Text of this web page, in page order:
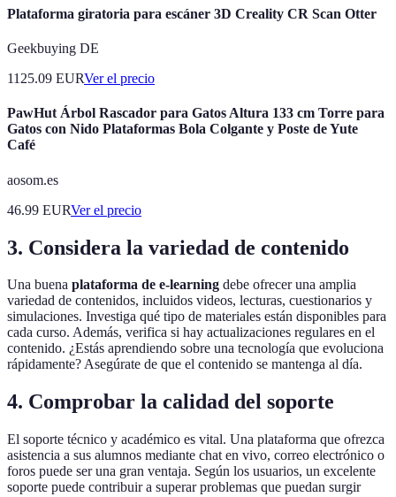
Plataforma giratoria para escáner 3D Creality CR Scan Otter
Geekbuying DE
1125.09 EURVer el precio
PawHut Árbol Rascador para Gatos Altura 133 cm Torre para
Gatos con Nido Plataformas Bola Colgante y Poste de Yute
Café
aosom.es
46.99 EURVer el precio
3. Considera la variedad de contenido
Una buena plataforma de e-learning debe ofrecer una amplia
variedad de contenidos, incluidos videos, lecturas, cuestionarios y
simulaciones. Investiga qué tipo de materiales están disponibles para
cada curso. Además, verifica si hay actualizaciones regulares en el
contenido. ¿Estás aprendiendo sobre una tecnología que evoluciona
rápidamente? Asegúrate de que el contenido se mantenga al día.
4. Comprobar la calidad del soporte
El soporte técnico y académico es vital. Una plataforma que ofrezca
asistencia a sus alumnos mediante chat en vivo, correo electrónico o
foros puede ser una gran ventaja. Según los usuarios, un excelente
soporte puede contribuir a superar problemas que puedan surgir